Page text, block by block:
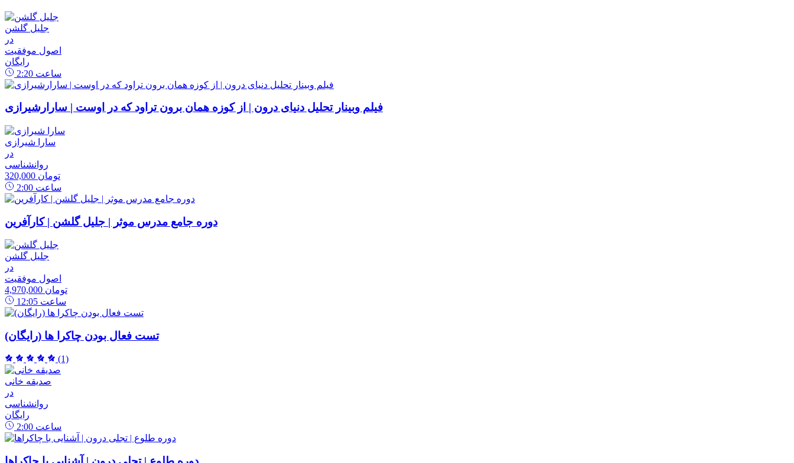
جلیل گلشن
در
اصول موفقیت
رایگان
2:20 ساعت
فیلم وبینار تحلیل دنیای درون | از کوزه همان برون تراود که در اوست | سارارشیرازی
سارا شیرازی
در
روانشناسی
320,000 تومان
2:00 ساعت
دوره جامع مدرس موثر | جلیل گلشن | کارآفرین
جلیل گلشن
در
اصول موفقیت
4,970,000 تومان
12:05 ساعت
تست فعال بودن چاکرا ها (رایگان)
(1)
صدیقه خانی
در
روانشناسی
رایگان
2:00 ساعت